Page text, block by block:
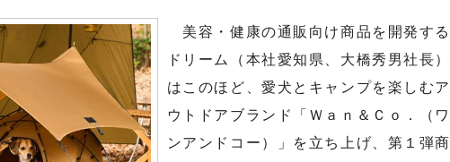
美容・健康の通販向け商品を開発する
ドリーム（本社愛知県、大橋秀男社長）
はこのほど、愛犬とキャンプを楽しむア
ウトドアブランド「Ｗａｎ＆Ｃｏ．（ワ
ンアンドコー）」を立ち上げ、第１弾商